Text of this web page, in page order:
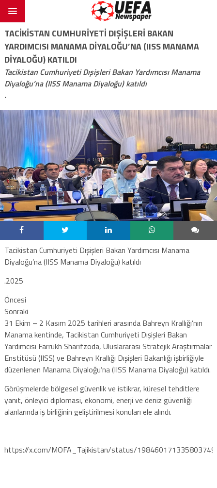
TACIKISTAN CUMHURIYETI DIŞIŞLERI BAKAN
YARDIMCISI MANAMA DIYALOĞU’NA (IISS MANAMA
DIYALOĞU) KATILDI
Tacikistan Cumhuriyeti Dışişleri Bakan Yardımcısı Manama
Diyaloğu’na (IISS Manama Diyaloğu) katıldı
.
Tacikistan Cumhuriyeti Dışişleri Bakan Yardımcısı Manama
Diyaloğu’na (IISS Manama Diyaloğu) katıldı
.2025
Öncesi
Sonraki
31 Ekim – 2 Kasım 2025 tarihleri ​​arasında Bahreyn Krallığı’nın
Manama kentinde, Tacikistan Cumhuriyeti Dışişleri Bakan
Yardımcısı Farrukh Sharifzoda, Uluslararası Stratejik Araştırmalar
Enstitüsü (IISS) ve Bahreyn Krallığı Dışişleri Bakanlığı işbirliğiyle
düzenlenen Manama Diyaloğu’na (IISS Manama Diyaloğu) katıldı.
Görüşmelerde bölgesel güvenlik ve istikrar, küresel tehditlere
yanıt, önleyici diplomasi, ekonomi, enerji ve deniz güvenliği
alanlarında iş birliğinin geliştirilmesi konuları ele alındı.
https://x.com/MOFA_Tajikistan/status/